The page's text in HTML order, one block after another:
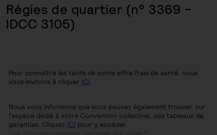
Régies de quartier (n° 3369 -
IDCC 3105)
Pour connaître les tarifs de votre offre frais de santé, nous
vous invitons à cliquer ICI.
Nous vous informons que vous pouvez également trouver, sur
l'espace dédié à votre Convention collective, vos tableaux de
garanties. Cliquez ICI pour y accéder.